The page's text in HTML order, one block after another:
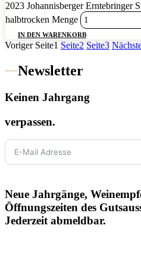
2023 Johannisberger Erntebringer
halbtrocken Menge
IN DEN WARENKORB
Voriger Seite1 Seite2 Seite3
Newsletter
Keinen Jahrgang
verpassen.
Neue Jahrgänge,
Öffnungszeiten des
Jederzeit abmeldbar.